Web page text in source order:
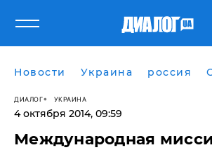
Новости Украина россия
ДИАЛОГ УКРАИНА
4 октября 2014, 09:59
Международная